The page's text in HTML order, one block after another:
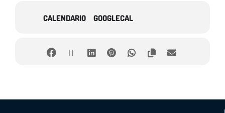
CALENDARIO GOOGLECAL